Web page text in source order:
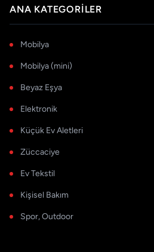
ANA KATEGORILER
Mobilya
Mobilya (mini)
Beyaz Eşya
Elektronik
Küçük Ev Aletleri
Züccaciye
Ev Tekstil
Kişisel Bakım
Spor, Outdoor